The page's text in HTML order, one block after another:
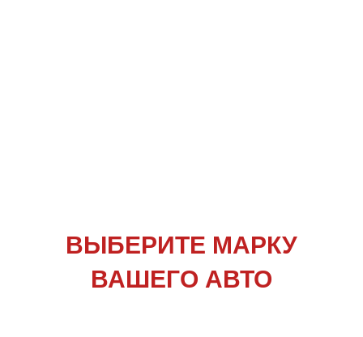
ВЫБЕРИТЕ МАРКУ
ВАШЕГО АВТО